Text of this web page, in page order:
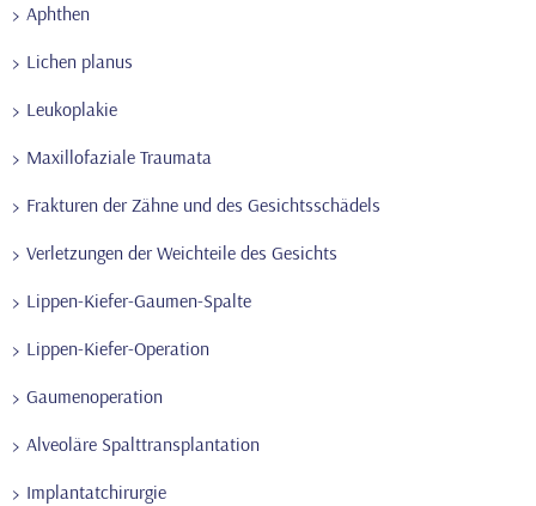
Aphthen
Lichen planus
Leukoplakie
Maxillofaziale Traumata
Frakturen der Zähne und des Gesichtsschädels
Verletzungen der Weichteile des Gesichts
Lippen-Kiefer-Gaumen-Spalte
Lippen-Kiefer-Operation
Gaumenoperation
Alveoläre Spalttransplantation
Implantatchirurgie